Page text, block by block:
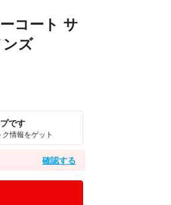
コート サ
ズ
です
情報をゲット
確認する